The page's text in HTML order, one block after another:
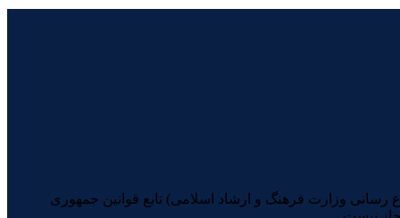
(با شماره مجوز 74398 از معاونت امور مطبوعاتی و اطلاع رسانی وزارت فرهنگ و ارشاد اسلامی) تابع قوانین جمهوری